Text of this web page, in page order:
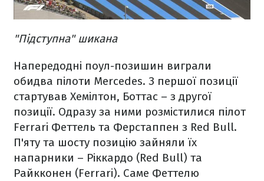
"Підступна" шикана
Напередодні поул-позишин виграли
обидва пілоти Mercedes. З першої позиції
стартував Хемілтон, Боттас – з другої
позиції. Одразу за ними розмістилися пілот
Ferrari Феттель та Ферстаппен з Red Bull.
П'яту та шосту позицію зайняли їх
напарники – Ріккардо (Red Bull) та
Райкконен (Ferrari). Саме Феттелю